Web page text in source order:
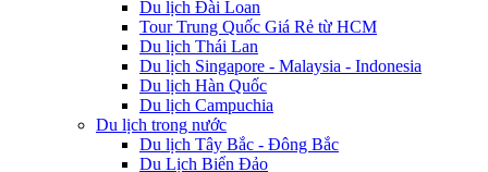
Du lịch Đài Loan
Tour Trung Quốc Giá Rẻ từ HCM
Du lịch Thái Lan
Du lịch Singapore - Malaysia - Indonesia
Du lịch Hàn Quốc
Du lịch Campuchia
Du lịch trong nước
Du lịch Tây Bắc - Đông Bắc
Du Lịch Biển Đảo